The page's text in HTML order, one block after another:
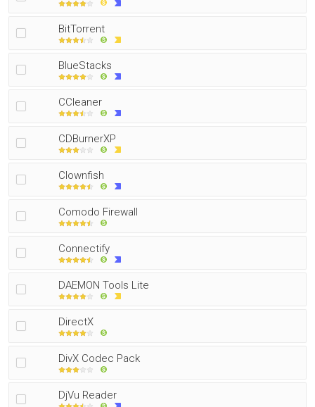
BitTorrent
BlueStacks
CCleaner
CDBurnerXP
Clownfish
Comodo Firewall
Connectify
DAEMON Tools Lite
DirectX
DivX Codec Pack
DjVu Reader